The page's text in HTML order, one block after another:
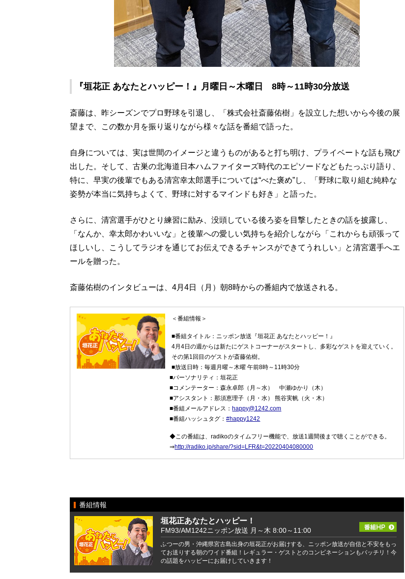
『垣花正 あなたとハッピー！』月曜日～木曜日 8時～11時30分放送
斎藤は、昨シーズンでプロ野球を引退し、「株式会社斎藤佑樹」を設立した想いから今後の展
望まで、この数か月を振り返りながら様々な話を番組で語った。
自身については、実は世間のイメージと違うものがあると打ち明け、プライベートな話も飛び
出した。そして、古巣の北海道日本ハムファイターズ時代のエピソードなどもたっぷり語り、
特に、早実の後輩でもある清宮幸太郎選手については“べた褒め”し、「野球に取り組む純粋な
姿勢が本当に気持ちよくて、野球に対するマインドも好き」と語った。
さらに、清宮選手がひとり練習に励み、没頭している後ろ姿を目撃したときの話を披露し、
「なんか、幸太郎かわいいな」と後輩への愛しい気持ちを紹介しながら「これからも頑張って
ほしいし、こうしてラジオを通じてお伝えできるチャンスができてうれしい」と清宮選手へエ
ールを贈った。
斎藤佑樹のインタビューは、4月4日（月）朝8時からの番組内で放送される。
＜番組情報＞
■番組タイトル：ニッポン放送『垣花正 あなたとハッピー！』
4月4日の週からは新たにゲストコーナーがスタートし、多彩なゲストを迎えていく。
その第1回目のゲストが斎藤佑樹。
■放送日時：毎週月曜～木曜 午前8時～11時30分
■パーソナリティ：垣花正
■コメンテーター：森永卓郎（月～水） 中瀬ゆかり（木）
■アシスタント：那須恵理子（月・水） 熊谷実帆（火・木）
■番組メールアドレス：happy@1242.com
■番組ハッシュタグ：#happy1242
◆この番組は、radikoのタイムフリー機能で、放送1週間後まで聴くことができる。
⇒http://radiko.jp/share/?sid=LFR&t=20220404080000
番組情報
垣花正あなたとハッピー！
FM93/AM1242ニッポン放送 月～木 8:00～11:00
ふつーの男・沖縄県宮古島出身の垣花正がお届けする、ニッポン放送が自信と不安をもっ
てお送りする朝のワイド番組！レギュラー・ゲストとのコンビネーションもバッチリ！今
の話題をハッピーにお届けしていきます！